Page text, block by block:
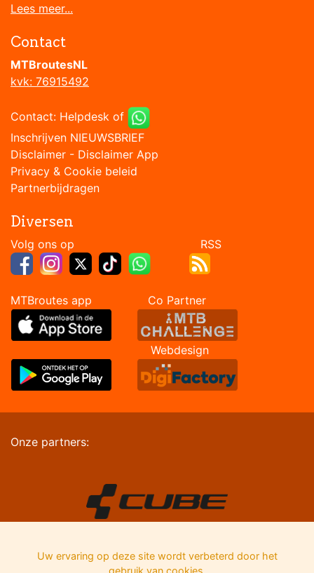
Lees meer...
Contact
MTBroutesNL
kvk: 76915492
Contact: Helpdesk of
Inschrijven NIEUWSBRIEF
Disclaimer - Disclaimer App
Privacy & Cookie beleid
Partnerbijdragen
Diversen
Volg ons op RSS
MTBroutes app Co Partner
Webdesign
Onze partners:
Uw ervaring op deze site wordt verbeterd door het
gebruik van cookies.